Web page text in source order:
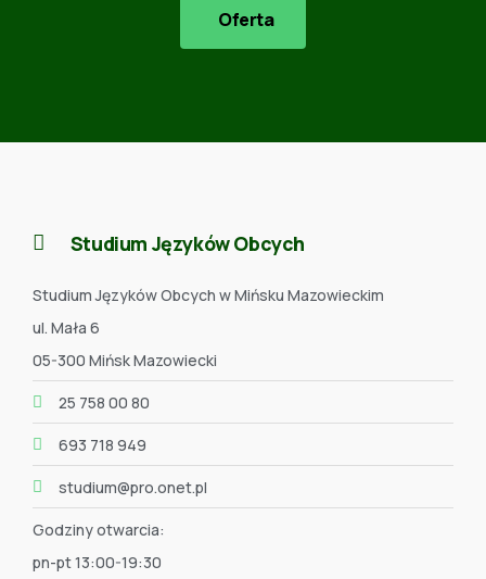
Oferta
Studium Języków Obcych
Studium Języków Obcych w Mińsku Mazowieckim
ul. Mała 6
05-300 Mińsk Mazowiecki
25 758 00 80
693 718 949
studium@pro.onet.pl
Godziny otwarcia:
pn-pt 13:00-19:30